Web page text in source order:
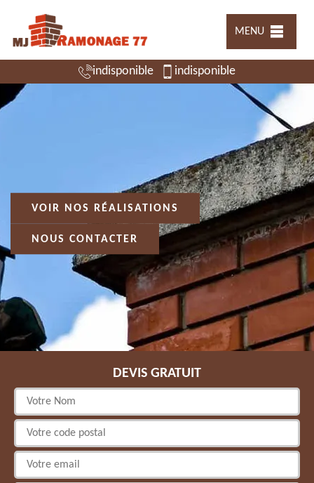
MENU
indisponible indisponible
VOIR NOS RÉALISATIONS
NOUS CONTACTER
DEVIS GRATUIT